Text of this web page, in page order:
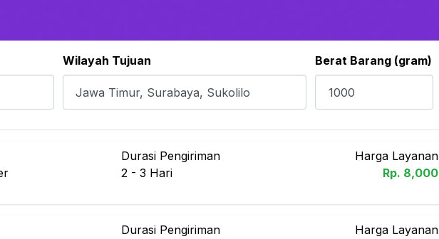
Wilayah Tujuan Berat Barang (gram)
Durasi Pengiriman
2 - 3 Hari
Harga Layanan
Rp. 8,000
Durasi Pengiriman
Harga Layanan